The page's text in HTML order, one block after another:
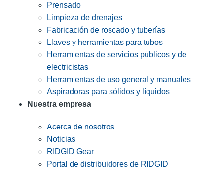
Prensado
Limpieza de drenajes
Fabricación de roscado y tuberías
Llaves y herramientas para tubos
Herramientas de servicios públicos y de
electricistas
Herramientas de uso general y manuales
Aspiradoras para sólidos y líquidos
Nuestra empresa
Acerca de nosotros
Noticias
RIDGID Gear
Portal de distribuidores de RIDGID